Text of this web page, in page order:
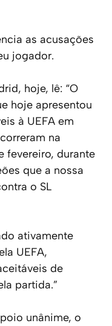
as acusações
jogador.
hoje, lê: “O
hoje apresentou
à UEFA em
na
fevereiro, durante
que a nossa
o SL
ativamente
UEFA,
de
partida.”
unânime, o